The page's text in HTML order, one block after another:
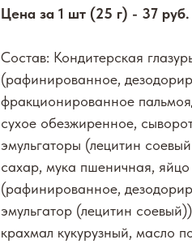
Цена за 1 шт (25 г) - 37 руб.
Состав: Кондитерская
(рафинированное,
фракционированное
сухое обезжиренное,
эмульгаторы (лецитин
сахар, мука пшеничная,
(рафинированное,
эмульгатор (лецитин
крахмал кукурузный, масло